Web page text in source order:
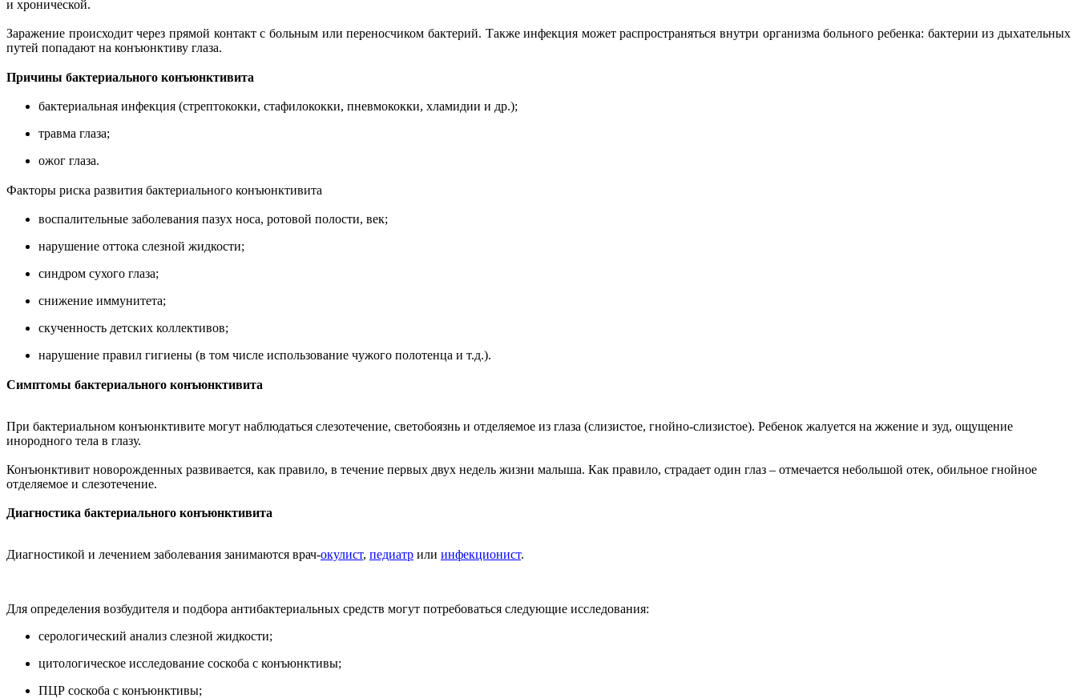
и хронической.
Заражение происходит через прямой контакт с больным или переносчиком бактерий. Также инфекция может распространяться внутри организма больного ребенка: бактерии из дыхательных
путей попадают на конъюнктиву глаза.
Причины бактериального конъюнктивита
бактериальная инфекция (стрептококки, стафилококки, пневмококки, хламидии и др.);
травма глаза;
ожог глаза.
Факторы риска развития бактериального конъюнктивита
воспалительные заболевания пазух носа, ротовой полости, век;
нарушение оттока слезной жидкости;
синдром сухого глаза;
снижение иммунитета;
скученность детских коллективов;
нарушение правил гигиены (в том числе использование чужого полотенца и т.д.).
Симптомы бактериального конъюнктивита
При бактериальном конъюнктивите могут наблюдаться слезотечение, светобоязнь и отделяемое из глаза (слизистое, гнойно-слизистое). Ребенок жалуется на жжение и зуд, ощущение
инородного тела в глазу.
Конъюнктивит новорожденных развивается, как правило, в течение первых двух недель жизни малыша. Как правило, страдает один глаз – отмечается небольшой отек, обильное гнойное
отделяемое и слезотечение.
Диагностика бактериального конъюнктивита
Диагностикой и лечением заболевания занимаются врач-окулист, педиатр или инфекционист.
Для определения возбудителя и подбора антибактериальных средств могут потребоваться следующие исследования:
серологический анализ слезной жидкости;
цитологическое исследование соскоба с конъюнктивы;
ПЦР соскоба с конъюнктивы;